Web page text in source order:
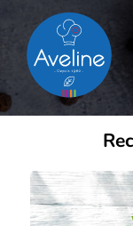
Panneau de gestion